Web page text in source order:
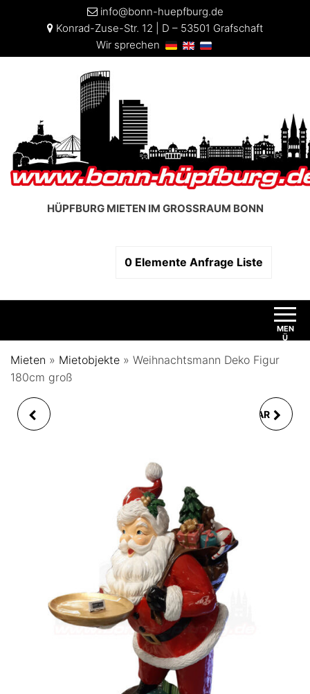
info@bonn-huepfburg.de
Konrad-Zuse-Str. 12 | D – 53501 Grafschaft
Wir sprechen
HÜPFBURG MIETEN IM GROSSRAUM BONN
0 Elemente Anfrage Liste
MEN
Ü
Mieten » Mietobjekte » Weihnachtsmann Deko Figur
180cm groß
ZELTBODEN MODULAR